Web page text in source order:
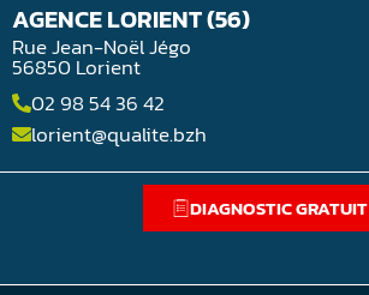
AGENCE LORIENT (56)
Rue Jean-Noël Jégo
56850 Lorient
02 98 54 36 42
lorient@qualite.bzh
DIAGNOSTIC GRATUIT